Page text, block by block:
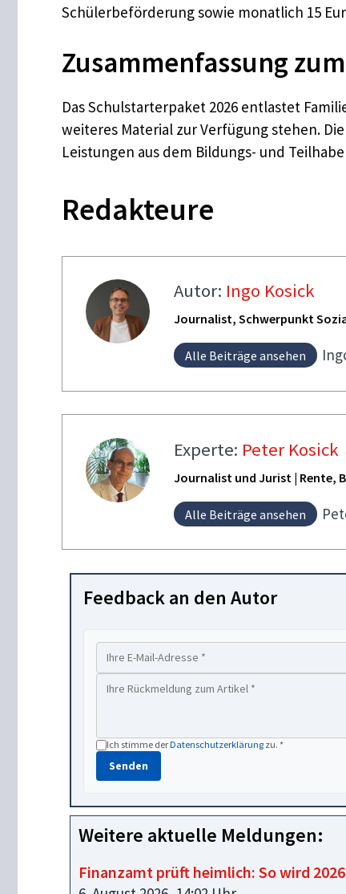
Schülerbeförderung sowie monatlich 15
Zusammenfassung
Das Schulstarterpaket 2026 entlastet
weiteres Material zur Verfügung stehen.
Leistungen aus dem Bildungs- und
Redakteure
Autor: Ingo Kosick
Journalist, Schwerpunkt
Alle Beiträge ansehen
Experte: Peter Kosick
Journalist und Jurist | Rente,
Alle Beiträge ansehen
Feedback an den Autor
Ich stimme derDatenschutzerklärung zu. *
Senden
Weitere aktuelle Meldungen:
Finanzamt prüft heimlich: So wird